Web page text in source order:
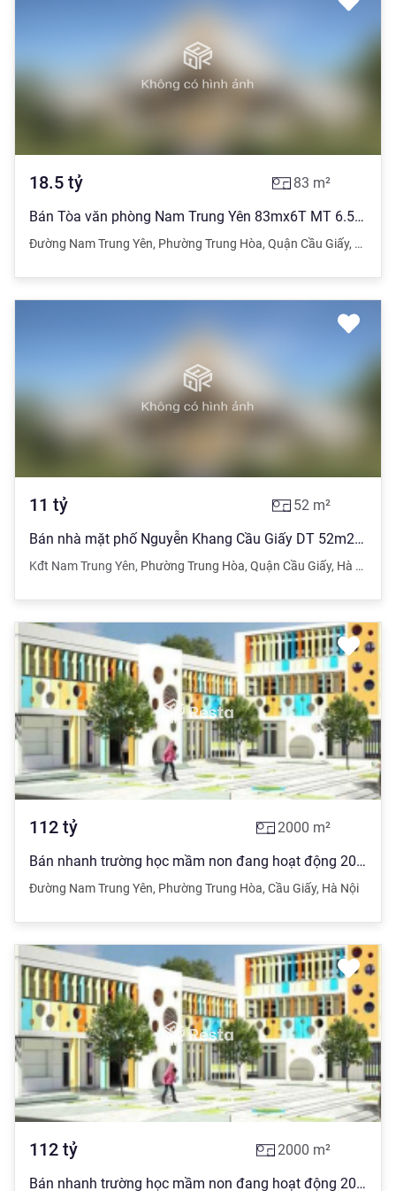
18.5 tỷ 83 m²
Bán Tòa văn phòng Nam Trung Yên 83mx6T MT 6.5m chỉ 18.5 ty HIẾM BÁN NAM TỪ LIÊM.
Đường Nam Trung Yên, Phường Trung Hòa, Quận Cầu Giấy, Hà Nội
11 tỷ 52 m²
Bán nhà mặt phố Nguyễn Khang Cầu Giấy DT 52m2 MT 5m, Vỉa hè rộng kinh doanh giá 11 tỷ
Kđt Nam Trung Yên, Phường Trung Hòa, Quận Cầu Giấy, Hà Nội
112 tỷ 2000 m²
Bán nhanh trường học mầm non đang hoạt động 2000m2 xây 5 tầng + 1 hầm, 4 mặt tiền rộng thoáng
Đường Nam Trung Yên, Phường Trung Hòa, Cầu Giấy, Hà Nội
112 tỷ 2000 m²
Bán nhanh trường học mầm non đang hoạt động 2000m2 xây 5 tầng + 1 hầm, 4 mặt tiền rộng thoáng